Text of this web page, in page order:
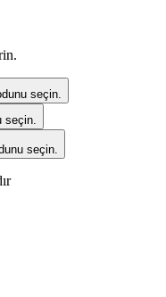
seçin.
seçin.
seçin.